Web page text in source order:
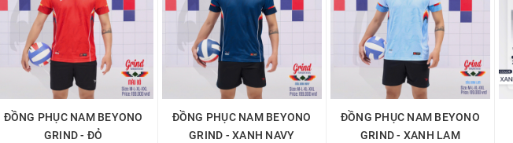
ĐỒNG PHỤC NAM BEYONO
GRIND - ĐỎ
ĐỒNG PHỤC NAM BEYONO
GRIND - XANH NAVY
ĐỒNG PHỤC NAM BEYONO
GRIND - XANH LAM